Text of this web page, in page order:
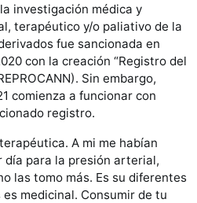
investigación médica y
terapéutico y/o paliativo de la
fue sancionada en
con la creación “Registro del
Sin embargo,
comienza a funcionar con
registro.
A mi me habían
día para la presión arterial,
las tomo más. Es su diferentes
medicinal. Consumir de tu